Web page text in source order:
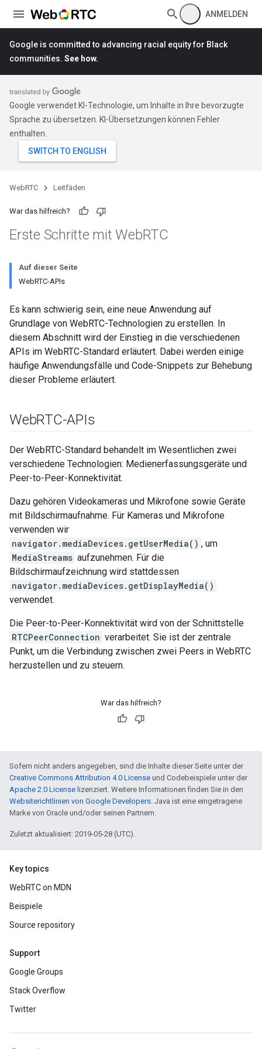
ANMELDEN
Google is committed to advancing racial equity for Black
communities. See how.
Google verwendet KI-Technologie, um Inhalte in Ihre bevorzugte
Sprache zu übersetzen. KI-Übersetzungen können Fehler
enthalten.
WebRTC Leitfäden
War das hilfreich?
Erste Schritte mit WebRTC
Auf dieser Seite
WebRTC-APIs
Es kann schwierig sein, eine neue Anwendung auf
Grundlage von WebRTC-Technologien zu erstellen. In
diesem Abschnitt wird der Einstieg in die verschiedenen
APIs im WebRTC-Standard erläutert. Dabei werden einige
häufige Anwendungsfälle und Code-Snippets zur Behebung
dieser Probleme erläutert.
WebRTC-APIs
Der WebRTC-Standard behandelt im Wesentlichen zwei
verschiedene Technologien: Medienerfassungsgeräte und
Peer-to-Peer-Konnektivität.
Dazu gehören Videokameras und Mikrofone sowie Geräte
mit Bildschirmaufnahme. Für Kameras und Mikrofone
verwenden wir
navigator.mediaDevices.getUserMedia() , um
MediaStreams aufzunehmen. Für die
Bildschirmaufzeichnung wird stattdessen
navigator.mediaDevices.getDisplayMedia()
verwendet.
Die Peer-to-Peer-Konnektivität wird von der Schnittstelle
RTCPeerConnection verarbeitet. Sie ist der zentrale
Punkt, um die Verbindung zwischen zwei Peers in WebRTC
herzustellen und zu steuern.
War das hilfreich?
Sofern nicht anders angegeben, sind die Inhalte dieser Seite unter der
Creative Commons Attribution 4.0 License und Codebeispiele unter der
Apache 2.0 License lizenziert. Weitere Informationen finden Sie in den
Websiterichtlinien von Google Developers. Java ist eine eingetragene
Marke von Oracle und/oder seinen Partnern.
Zuletzt aktualisiert: 2019-05-28 (UTC).
Key topics
WebRTC on MDN
Beispiele
Source repository
Support
Google Groups
Stack Overflow
Twitter